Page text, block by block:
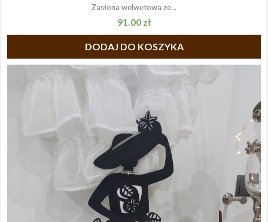
Zasłona welwetowa ze...
91.00 zł
DODAJ DO KOSZYKA